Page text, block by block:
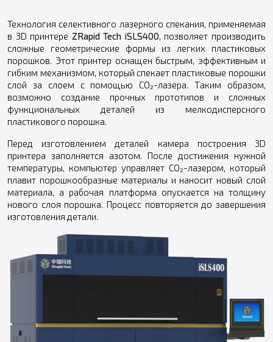
Технология селективного лазерного спекания, применяемая
в 3D принтере ZRapid Tech iSLS400 , позволяет производить
сложные геометрические формы из легких пластиковых
порошков. Этот принтер оснащен быстрым, эффективным и
гибким механизмом, который спекает пластиковые порошки
слой за слоем с помощью CO₂-лазера. Таким образом,
возможно создание прочных прототипов и сложных
функциональных деталей из мелкодисперсного
пластикового порошка.
Перед изготовлением деталей камера построения 3D
принтера заполняется азотом. После достижения нужной
температуры, компьютер управляет CO₂-лазером, который
плавит порошкообразные материалы и наносит новый слой
материала, а рабочая платформа опускается на толщину
нового слоя порошка. Процесс повторяется до завершения
изготовления детали.